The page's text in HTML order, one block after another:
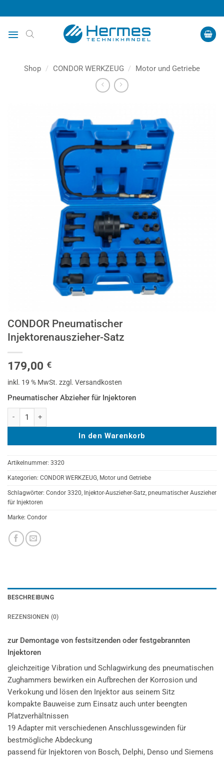
Inhalt
springen
Shop / CONDOR WERKZEUG / Motor und Getriebe
CONDOR Pneumatischer
Injektorenauszieher-Satz
179,00 €
inkl. 19 % MwSt. zzgl. Versandkosten
Pneumatischer Abzieher für Injektoren
In den Warenkorb
Artikelnummer: 3320
Kategorien: CONDOR WERKZEUG Motor und Getriebe
Schlagwörter: Condor 3320 Injektor-Auszieher-Satz pneumatischer Auszieher
für Injektoren
Marke: Condor
BESCHREIBUNG
REZENSIONEN (0)
zur Demontage von festsitzenden oder festgebrannten
Injektoren
gleichzeitige Vibration und Schlagwirkung des pneumatischen
Zughammers bewirken ein Aufbrechen der Korrosion und
Verkokung und lösen den Injektor aus seinem Sitz
kompakte Bauweise zum Einsatz auch unter beengten
Platzverhältnissen
19 Adapter mit verschiedenen Anschlussgewinden für
bestmögliche Abdeckung
passend für Injektoren von Bosch, Delphi, Denso und Siemens